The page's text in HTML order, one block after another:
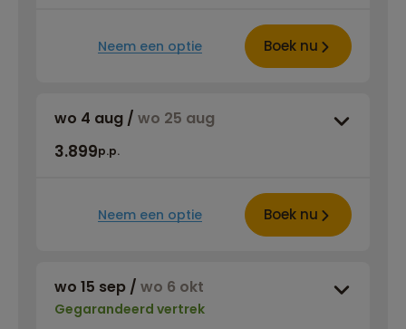
Neem een optie Boek nu
wo 4 aug / wo 25 aug
3.899p.p.
Neem een optie Boek nu
wo 15 sep / wo 6 okt
Gegarandeerd vertrek